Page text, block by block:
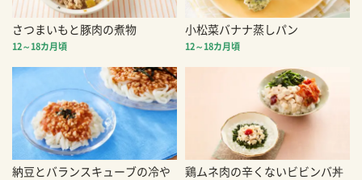
さつまいもと豚肉の煮物
12～18カ月頃
小松菜バナナ蒸しパン
12～18カ月頃
納豆とバランスキューブの冷や
鶏ムネ肉の辛くないビビンバ丼